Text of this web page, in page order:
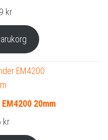
kr
20mm
kr